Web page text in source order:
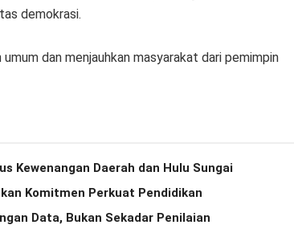
demokrasi.
dan menjauhkan masyarakat dari pemimpin
Kewenangan Daerah dan Hulu Sungai
Komitmen Perkuat Pendidikan
Data, Bukan Sekadar Penilaian